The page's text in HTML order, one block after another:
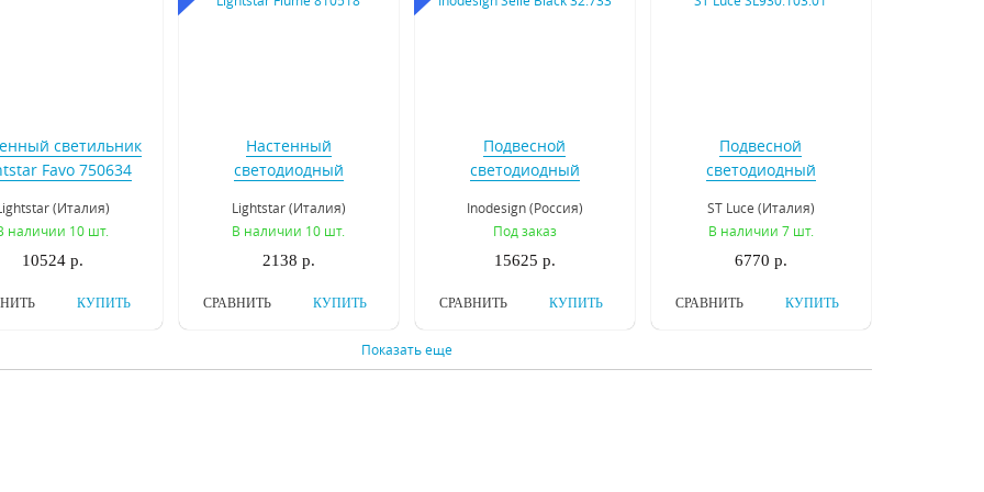
светильник
Favo 750634
(Италия)
наличии 10 шт.
10524 р.
КУПИТЬ
Настенный
светодиодный
Fiume 810518
Lightstar (Италия)
В наличии 10 шт.
2138 р.
КУПИТЬ
СРАВНИТЬ
Подвесной
светодиодный
Selle Black 32.733
Inodesign (Россия)
Под заказ
15625 р.
КУПИТЬ
СРАВНИТЬ
Подвесной
светодиодный
SL930.103.01
ST Luce (Италия)
В наличии 7 шт.
6770 р.
КУПИТЬ
СРАВНИТЬ
Показать еще